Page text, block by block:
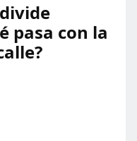
pasa con la